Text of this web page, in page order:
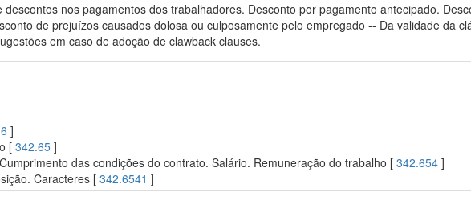
descontos nos pagamentos dos trabalhadores. Desconto por pagamento antecipado.
de prejuízos causados dolosa ou culposamente pelo empregado -- Da validade da
em caso de adoção de clawback clauses.
]
[ 342.65 ]
das condições do contrato. Salário. Remuneração do trabalho [ 342.654 ]
Caracteres [ 342.6541 ]